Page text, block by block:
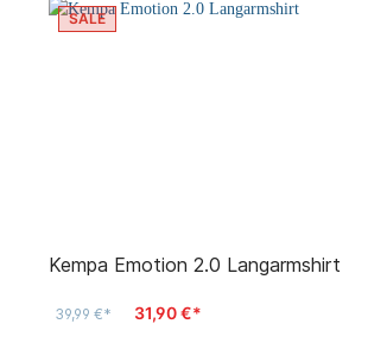
SALE
Kempa Emotion 2.0 Langarmshirt
39,99 €* 31,90 €*